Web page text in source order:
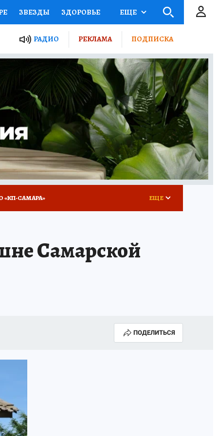
ЗВЕЗДЫ ЗДОРОВЬЕ
ПРОЕКТЫ РОССИИ
ПУТЕВОДИТЕЛЬ
ТУРИЗМ
ВСЕ О КП РАДИО КП
ЕЩЕ
РАДИО РЕКЛАМА ПОДПИСКА
«КП-САМАРА»
ДЕНЬ ПОБЕДЫ В САМАРЕ 2025
ЕЩЕ
Самарской
ПОДЕЛИТЬСЯ